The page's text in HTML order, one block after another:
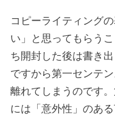
コピーライティング
い」と思ってもらう
ち開封した後は書き
ですから第一センテ
離れてしまうのです
には「意外性」のあ